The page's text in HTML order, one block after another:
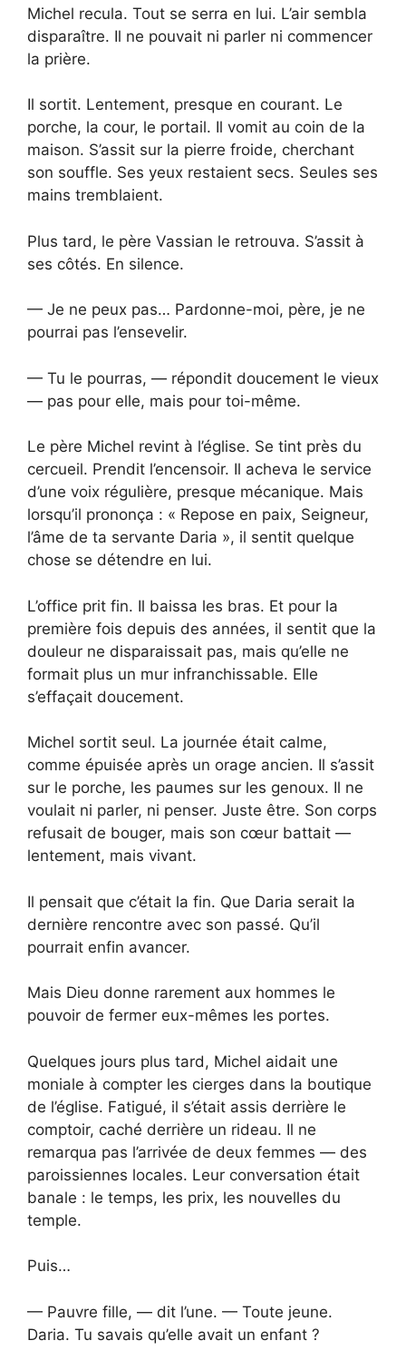
Michel recula. Tout se serra en lui. L’air sembla
disparaître. Il ne pouvait ni parler ni commencer
la prière.
Il sortit. Lentement, presque en courant. Le
porche, la cour, le portail. Il vomit au coin de la
maison. S’assit sur la pierre froide, cherchant
son souffle. Ses yeux restaient secs. Seules ses
mains tremblaient.
Plus tard, le père Vassian le retrouva. S’assit à
ses côtés. En silence.
— Je ne peux pas… Pardonne-moi, père, je ne
pourrai pas l’ensevelir.
— Tu le pourras, — répondit doucement le vieux
— pas pour elle, mais pour toi-même.
Le père Michel revint à l’église. Se tint près du
cercueil. Prendit l’encensoir. Il acheva le service
d’une voix régulière, presque mécanique. Mais
lorsqu’il prononça : « Repose en paix, Seigneur,
l’âme de ta servante Daria », il sentit quelque
chose se détendre en lui.
L’office prit fin. Il baissa les bras. Et pour la
première fois depuis des années, il sentit que la
douleur ne disparaissait pas, mais qu’elle ne
formait plus un mur infranchissable. Elle
s’effaçait doucement.
Michel sortit seul. La journée était calme,
comme épuisée après un orage ancien. Il s’assit
sur le porche, les paumes sur les genoux. Il ne
voulait ni parler, ni penser. Juste être. Son corps
refusait de bouger, mais son cœur battait —
lentement, mais vivant.
Il pensait que c’était la fin. Que Daria serait la
dernière rencontre avec son passé. Qu’il
pourrait enfin avancer.
Mais Dieu donne rarement aux hommes le
pouvoir de fermer eux-mêmes les portes.
Quelques jours plus tard, Michel aidait une
moniale à compter les cierges dans la boutique
de l’église. Fatigué, il s’était assis derrière le
comptoir, caché derrière un rideau. Il ne
remarqua pas l’arrivée de deux femmes — des
paroissiennes locales. Leur conversation était
banale : le temps, les prix, les nouvelles du
temple.
Puis…
— Pauvre fille, — dit l’une. — Toute jeune.
Daria. Tu savais qu’elle avait un enfant ?